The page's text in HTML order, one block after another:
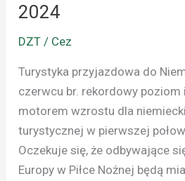
2024
DZT / Cez
Turystyka przyjazdowa do
czerwcu br. rekordowy poziom
motorem wzrostu dla
turystycznej w pierwszej
Oczekuje się, że odbywające
Europy w Piłce Nożnej będą